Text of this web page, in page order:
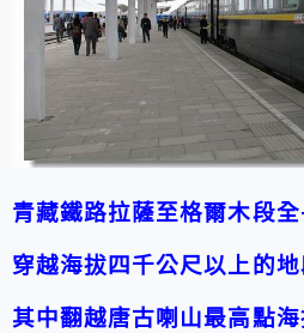
青藏鐵路拉薩至格爾木段
穿越海拔四千公尺以上的
其中翻越唐古喇山最高點